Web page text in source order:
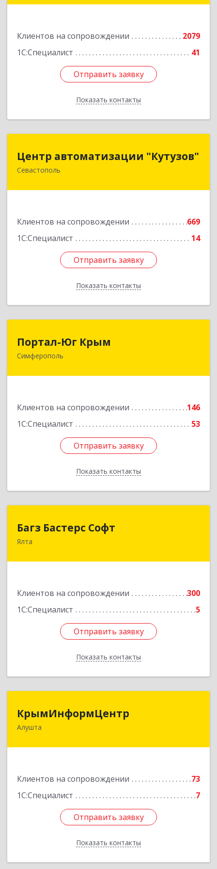
Клиентов на сопровождении
2079
1С:Специалист
41
Отправить заявку
Показать контакты
Отправить заявку
Назад
Центр автоматизации "Кутузов"
Севастополь
Клиентов на сопровождении
669
1С:Специалист
14
Отправить заявку
Показать контакты
299011, Севастополь г, Генерала Петрова ул,
Отправить заявку
Назад
Портал-Юг Крым
Симферополь
Клиентов на сопровождении
146
1С:Специалист
53
Отправить заявку
Показать контакты
295015, Крым Респ, Симферополь г, Козлова ул,
Отправить заявку
Назад
Багз Бастерс Софт
Ялта
Клиентов на сопровождении
300
1С:Специалист
5
Отправить заявку
Показать контакты
Багз Бастерс Софт
298603, Крым Респ, Ялта г, Свердлова ул, дом №
Отправить заявку
Назад
КрымИнформЦентр
Алушта
Клиентов на сопровождении
73
1С:Специалист
7
Отправить заявку
Показать контакты
298500, Крым Респ, Алушта г, Горького ул, дом
Отправить заявку
Назад